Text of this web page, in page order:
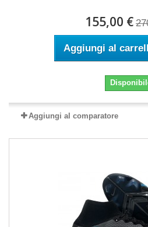
155,00 €
Aggiungi al
Aggiungi al comparatore